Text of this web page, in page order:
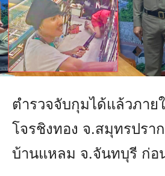
ตำรวจจับกุมได้แล้วภาย
โจรชิงทอง จ.สมุทรปรา
บ้านแหลม จ.จันทบุรี ก่